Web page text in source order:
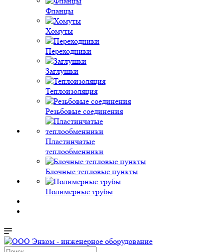
Фланцы
Хомуты
Переходники
Заглушки
Теплоизоляция
Резьбовые соединения
Пластинчатые
теплообменники
Блочные тепловые пункты
Полимерные трубы